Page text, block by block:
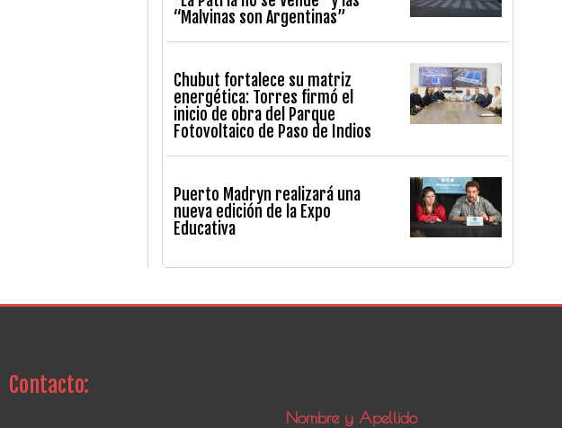
“Malvinas son Argentinas”
Chubut fortalece su matriz
energética: Torres firmó el
inicio de obra del Parque
Fotovoltaico de Paso de Indios
Puerto Madryn realizará una
nueva edición de la Expo
Educativa
Contacto: